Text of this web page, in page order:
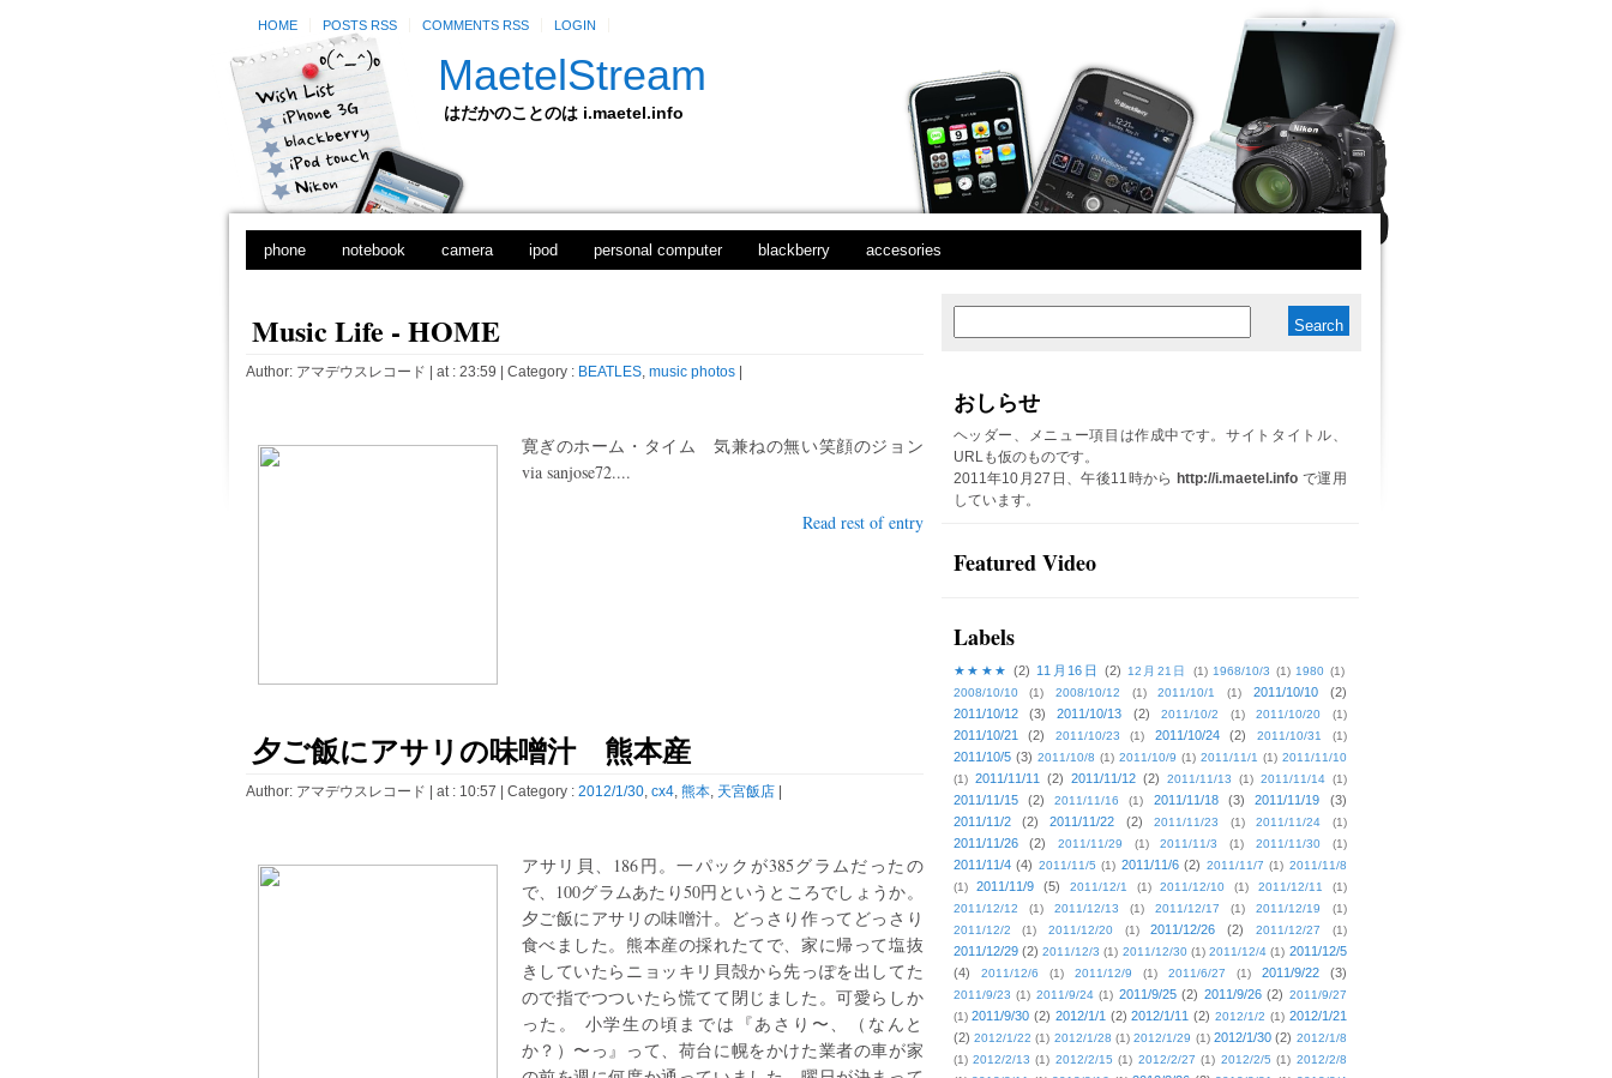
HOME POSTS RSS COMMENTS RSS LOGIN
MaetelStream
はだかのことのは i.maetel.info
phone notebook camera ipod personal computer blackberry accesories
Music Life - HOME
Author: アマデウスレコード | at : 23:59 | Category : BEATLES, music photos
寛ぎのホーム・タイム 気兼ねの無い笑顔のジョン
via sanjose72....
Read rest of entry
夕ご飯にアサリの味噌汁 熊本産
Author: アマデウスレコード | at : 10:57 | Category : 2012/1/30, cx4, 熊本, 天宮飯店 |
アサリ貝、186円。一パックが385グラムだったの
で、100グラムあたり50円というところでしょうか。
夕ご飯にアサリの味噌汁。どっさり作ってどっさり
食べました。熊本産の採れたてで、家に帰って塩抜
きしていたらニョッキリ貝殻から先っぽを出してた
ので指でつついたら慌てて閉じました。可愛らしか
った。 小学生の頃までは『あさり〜、（なんと
か？）〜っ』って、荷台に幌をかけた業者の車が家
の
おしらせ
ヘッダー、メニュー項目は作成中です。サイトタイトル、
URLも仮のものです。
2011年10月27日、午後11時から http://i.maetel.info で運用
しています。
Featured Video
Labels
★★★★ (2) 11月16日 (2) 12月21日 (1) 1968/10/3 (1) 1980 (1)
2008/10/10
(1) 2008/10/12 (1) 2011/10/1 (1) 2011/10/10
(2)
2011/10/12
(3) 2011/10/13 (2) 2011/10/2 (1) 2011/10/20 (1)
2011/10/21 (2) 2011/10/23 (1) 2011/10/24 (2) 2011/10/31 (1)
2011/10/5 (3) 2011/10/8 (1) 2011/10/9 (1) 2011/11/1 (1) 2011/11/10
(1) 2011/11/11 (2) 2011/11/12 (2) 2011/11/13 (1) 2011/11/14 (1)
2011/11/15 (2) 2011/11/16 (1) 2011/11/18 (3) 2011/11/19
(3)
2011/11/2
(2) 2011/11/22 (2) 2011/11/23 (1) 2011/11/24 (1)
2011/11/26 (2) 2011/11/29 (1) 2011/11/3 (1) 2011/11/30 (1)
2011/11/4 (4) 2011/11/5 (1) 2011/11/6 (2) 2011/11/7 (1) 2011/11/8
(1)
2011/11/9 (5) 2011/12/1 (1) 2011/12/10 (1) 2011/12/11
(1)
2011/12/12
(1) 2011/12/13 (1) 2011/12/17 (1) 2011/12/19
(1)
2011/12/2
(1) 2011/12/20 (1) 2011/12/26 (2) 2011/12/27 (1)
2011/12/29 (2) 2011/12/3 (1) 2011/12/30 (1) 2011/12/4 (1) 2011/12/5
(4)
2011/12/6 (1) 2011/12/9 (1) 2011/6/27 (1) 2011/9/22 (3)
2011/9/23 (1) 2011/9/24 (1) 2011/9/25 (2) 2011/9/26 (2) 2011/9/27
(1) 2011/9/30 (2) 2012/1/1 (2) 2012/1/11 (2) 2012/1/2 (1) 2012/1/21
(2) 2012/1/22 (1) 2012/1/28 (1) 2012/1/29 (1) 2012/1/30 (2) 2012/1/8
(1) 2012/2/13 (1) 2012/2/15 (1) 2012/2/27 (1) 2012/2/5 (1) 2012/2/8